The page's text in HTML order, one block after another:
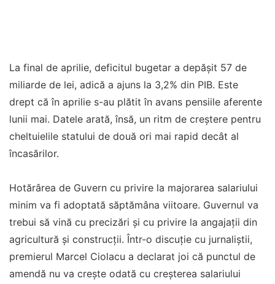
La final de aprilie, deficitul bugetar a depășit 57 de
miliarde de lei, adică a ajuns la 3,2% din PIB. Este
drept că în aprilie s-au plătit în avans pensiile aferente
lunii mai. Datele arată, însă, un ritm de creștere pentru
cheltuielile statului de două ori mai rapid decât al
încasărilor.
Hotărârea de Guvern cu privire la majorarea salariului
minim va fi adoptată săptămâna viitoare. Guvernul va
trebui să vină cu precizări și cu privire la angajații din
agricultură și construcții. Într-o discuție cu jurnaliștii,
premierul Marcel Ciolacu a declarat joi că punctul de
amendă nu va crește odată cu creșterea salariului